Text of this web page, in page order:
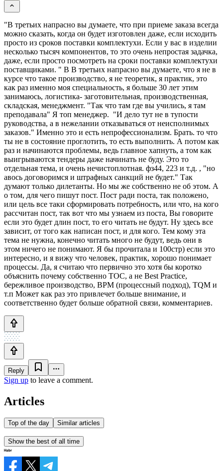
"В третьих напрасно вы думаете, что при приеме заказа всегда
можно сказать, когда он будет изготовлен даже, если исходить
просто из сроков поставки комплектухи. Если у вас в изделии
несколько тысяч компонентов, то это очень непростая задачка,
даже, если просто посмотреть на сроки поставки комплектухи
поставщиками. " В В третьих напрасно вы думаете, что я не в
курсе что такое производство, я не теоретик, я практик, это
как раз именно моя специальность, я больше 30 лет этим
занимаюсь, логистика- заготовительная, производственная,
складская, менеджмент. "Так что там где вы учились, я там
преподавала" Я топ менеджер. "И дело тут не в тупости
руководства, а в нежелании отказываться от неисполнимых
заказов." Именно это и есть непрофессионализм. Брать. то что
ты не в состояние проглотить, то есть выполнить. А потом как
раз и начинаются проблемы, ведь главное хапнуть, а том как
выигрываются тендеры даже начинать не буду. Это то
отдельная тема, и очень нечистоплотная. фз44, 223 и т.д. , "но
авось договоримся и штрафных санкций не будет." Так
думают только дилетанты. Но мы же собственно не об этом. А
о том, для чего пишут пост. Пост ради поста, так положено,
или цель все таки сформировать потребность, или что, на кого
рассчитан пост, так вот что мы узнаем из поста, Вы говорите
если это будет длин пост, то его читать не будут. Ну здесь все
зависит, от того как написан пост, и для кого. Тем кому эта
тема не нужна, конечно читать много не будут, ведь они в
этом ничего не понимают. Я бы прочитала и 100стр) если это
интересно, и я вижу что человек, практик, хорошо понимает
процессы. Да, я считаю что первично это хотя бы коротко
объяснить почему собственно ТОС, а не Best Practice,
бережливое производство, BPM (процессный подход), TQM и
т.п Может как раз это привлечет больше внимание, и
соответственно будет больше обратной связи, комментариев.
Reply
Sign up to leave a comment.
Articles
Top of the day Similar articles
Show the best of all time